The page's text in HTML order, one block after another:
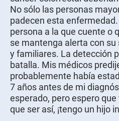
No sólo las personas
padecen esta
persona a la que cuente o
se mantenga alerta con
y familiares. La detección
batalla. Mis médicos
probablemente había
7 años antes de mi
esperado, pero espero
que ser así, ¡tengo un hijo